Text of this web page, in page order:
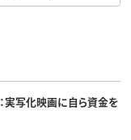
実写化映画に自ら資金を